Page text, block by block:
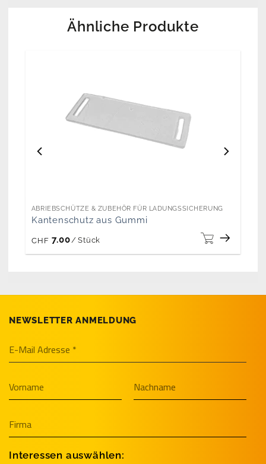
Ähnliche Produkte
ABRIEBSCHÜTZE & ZUBEHÖR FÜR LADUNGSSICHERUNG
Kantenschutz aus Gummi
CHF 7.00 / Stück
NEWSLETTER ANMELDUNG
Interessen auswählen: